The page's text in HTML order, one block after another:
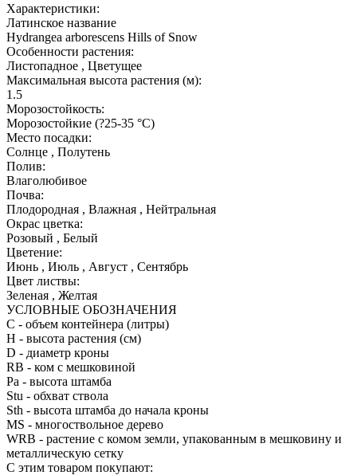
Характеристики:
Латинское название
Hydrangea arborescens Hills of Snow
Особенности растения:
Листопадное , Цветущее
Максимальная высота растения (м):
1.5
Морозостойкость:
Морозостойкие (?25-35 °С)
Место посадки:
Солнце , Полутень
Полив:
Влаголюбивое
Почва:
Плодородная , Влажная , Нейтральная
Окрас цветка:
Розовый , Белый
Цветение:
Июнь , Июль , Август , Сентябрь
Цвет листвы:
Зеленая , Желтая
УСЛОВНЫЕ ОБОЗНАЧЕНИЯ
С - объем контейнера (литры)
H - высота растения (см)
D - диаметр кроны
RB - ком с мешковиной
Pa - высота штамба
Stu - обхват ствола
Sth - высота штамба до начала кроны
MS - многоствольное дерево
WRB - растение с комом земли, упакованным в мешковину и
металлическую сетку
С этим товаром покупают: